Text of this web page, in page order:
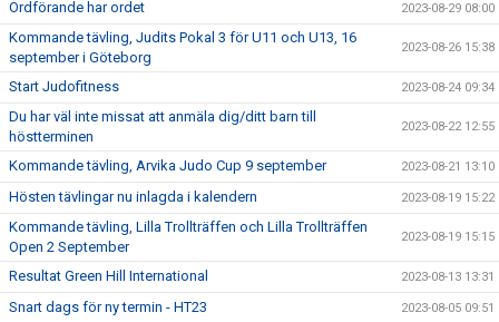
Ordförande har ordet 2023-08-29 08:00
Kommande tävling, Judits Pokal 3 för U11 och U13, 16
september i Göteborg
2023-08-26 15:38
Start Judofitness 2023-08-24 09:34
Du har väl inte missat att anmäla dig/ditt barn till
höstterminen
2023-08-22 12:55
Kommande tävling, Arvika Judo Cup 9 september 2023-08-21 13:10
Hösten tävlingar nu inlagda i kalendern 2023-08-19 15:22
Kommande tävling, Lilla Trollträffen och Lilla Trollträffen
Open 2 September
2023-08-19 15:15
Resultat Green Hill International 2023-08-13 13:31
Snart dags för ny termin - HT23 2023-08-05 09:51